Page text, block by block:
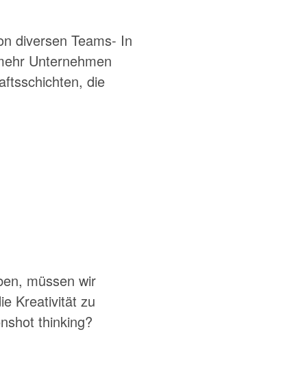
diversen Teams- In
Unternehmen
die
müssen wir
Kreativität zu
thinking?